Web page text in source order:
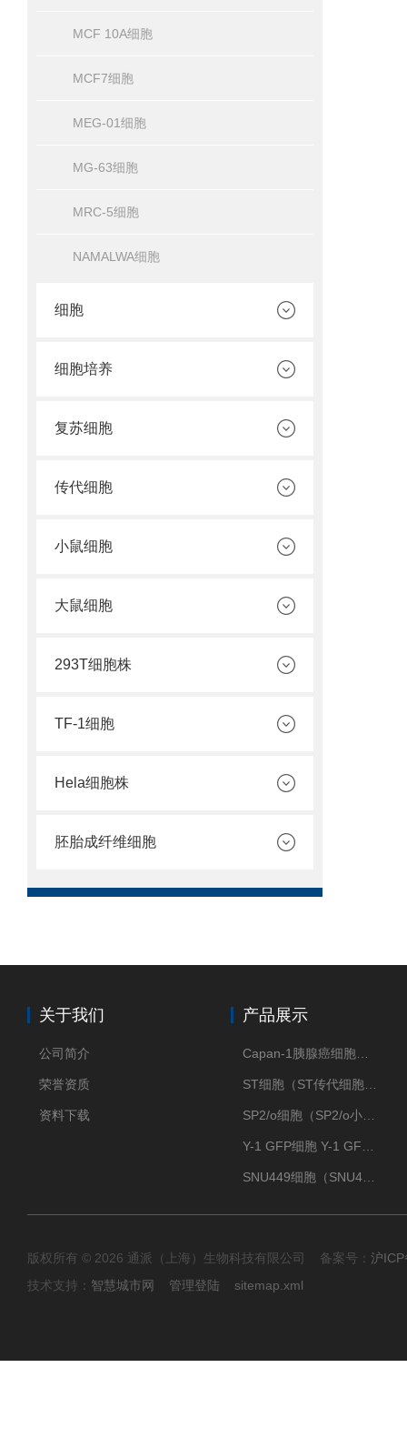
MCF 10A细胞
MCF7细胞
MEG-01细胞
MG-63细胞
MRC-5细胞
NAMALWA细胞
细胞
细胞培养
复苏细胞
传代细胞
小鼠细胞
大鼠细胞
293T细胞株
TF-1细胞
Hela细胞株
胚胎成纤维细胞
关于我们
公司简介
荣誉资质
资料下载
产品展示
版权所有 © 2026 通派（上海）生物科技有限公司 备案号： 沪
技术支持： 智慧城市网 管理登陆 sitemap.xml